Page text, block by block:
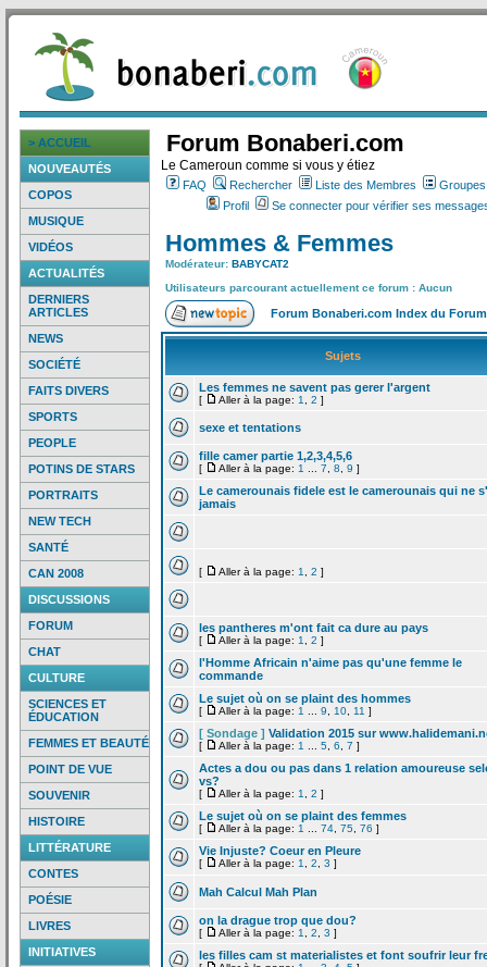
> ACCUEIL
NOUVEAUTÉS
COPOS
MUSIQUE
VIDÉOS
ACTUALITÉS
DERNIERS
ARTICLES
NEWS
SOCIÉTÉ
FAITS DIVERS
SPORTS
PEOPLE
POTINS DE STARS
PORTRAITS
NEW TECH
SANTÉ
CAN 2008
DISCUSSIONS
FORUM
CHAT
CULTURE
SCIENCES ET
ÉDUCATION
FEMMES ET BEAUTÉ
POINT DE VUE
SOUVENIR
HISTOIRE
LITTÉRATURE
CONTES
POÉSIE
LIVRES
INITIATIVES
Forum Bonaberi.com
Le Cameroun comme si vous y étiez
FAQ Rechercher Liste des Membres
Profil
Se connecter pour vérifier ses
Hommes & Femmes
Modérateur: BABYCAT2
Utilisateurs parcourant actuellement ce forum : Aucun
Forum Bonaberi.com Index du Forum
Sujets
Les femmes ne savent pas gerer l'argent
[ Aller à la page: 1 2 ]
sexe et tentations
fille camer partie 1,2,3,4,5,6
[ Aller à la page: 1 7 8 9 ]
Le camerounais fidele est le camerounais qui ne
jamais
[ Aller à la page: 1 2 ]
les pantheres m'ont fait ca dure au pays
[ Aller à la page: 1 2 ]
l'Homme Africain n'aime pas qu'une femme le
commande
Le sujet où on se plaint des hommes
[ Aller à la page: 1 9 10 11 ]
[ Sondage ] Validation 2015 sur
[ Aller à la page: 1 5 6 7 ]
Actes a dou ou pas dans 1 relation amoureuse
vs?
[ Aller à la page: 1 2 ]
Le sujet où on se plaint des femmes
[ Aller à la page: 1 74 75 76 ]
Vie Injuste? Coeur en Pleure
[ Aller à la page: 1 2 3 ]
Mah Calcul Mah Plan
on la drague trop que dou?
[ Aller à la page: 1 2 3 ]
les filles cam st materialistes et font soufrir leur